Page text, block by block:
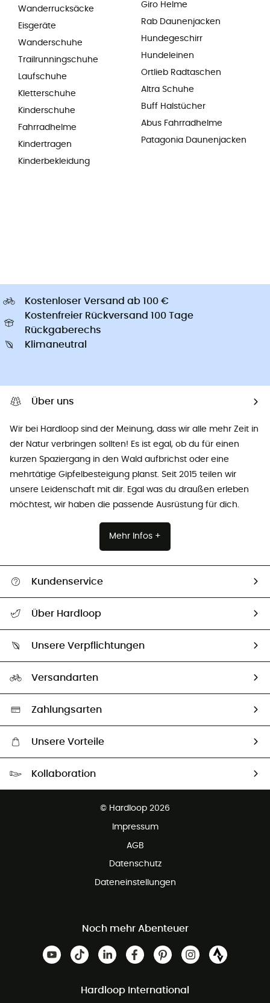
Wanderrucksäcke
Eisgeräte
Wanderschuhe
Trailrunningschuhe
Laufschuhe
Kletterschuhe
Kinderschuhe
Fahrradhelme
Kindertragen
Kinderbekleidung
Giro Helme
Rab Daunenjacken
Hundegeschirr
Hundeleinen
Ortlieb Radtaschen
Altra Schuhe
Buff Halstücher
Abus Fahrradhelme
Patagonia Daunenjacken
Kostenloser Versand ab 100 €
Kostenfreier Rückversand 100 Tage
Rückgaberechs
Klimaneutral
Über uns
Wir bei Hardloop sind der Meinung, dass wir alle mehr Zeit in
der Natur verbringen sollten! Es ist egal, ob du für einen
kurzen Spaziergang in den Wald aufbrichst oder eine
mehrtätige Gipfelbesteigung planst. Seit 2015 teilen wir
unsere Leidenschaft mit dir. Egal was du draußen erleben
möchtest, wir haben die passende Ausrüstung für dich.
Mehr Infos +
Kundenservice
Größentabelle
Vertrag widerrufen
Über Hardloop
Unsere Botschafter
Unsere Verpflichtungen
Auswahl an nachhaltigen Produkten
Versandarten
Zahlungsarten
Unsere Vorteile
Kollaboration
© Hardloop 2026
Impressum
AGB
Datenschutz
Dateneinstellungen
Noch mehr Abenteuer
Hardloop International